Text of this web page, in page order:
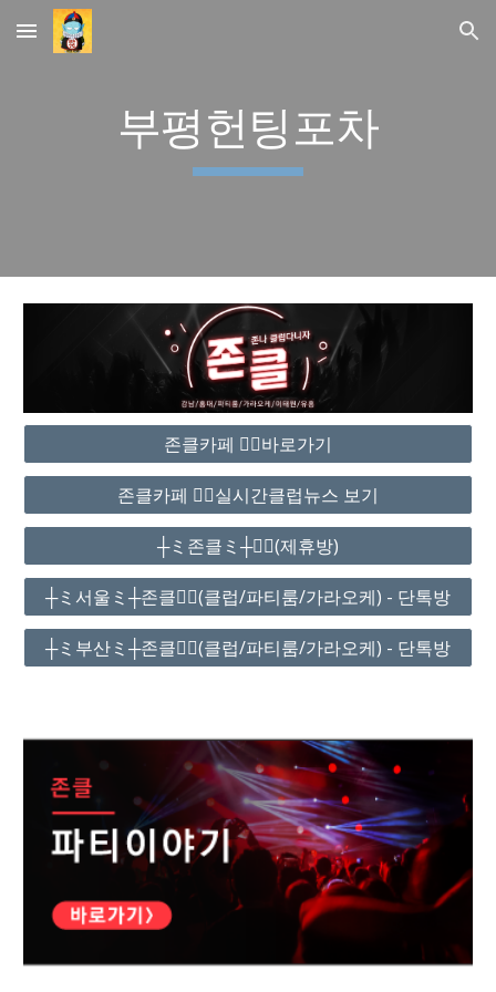
Skip to main content Skip to navigation
부평헌팅포차
존클카페 ❤️‍🔥바로가기
존클카페 ❤️‍🔥실시간클럽뉴스 보기
┼ミ존클ミ┼❤️‍🔥(제휴방)
┼ミ서울ミ┼존클❤️‍🔥(클럽/파티룸/가라오케) - 단톡방
┼ミ부산ミ┼존클❤️‍🔥(클럽/파티룸/가라오케) - 단톡방